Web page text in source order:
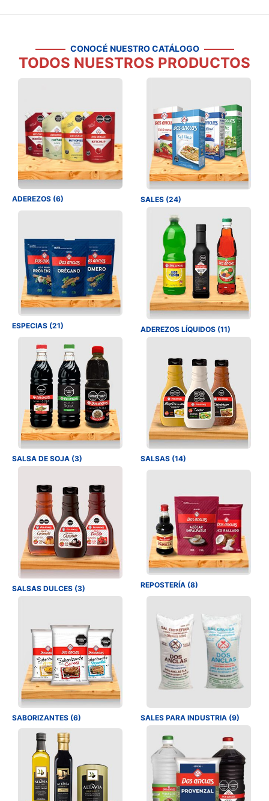
CONOCÉ NUESTRO CATÁLOGO
TODOS NUESTROS PRODUCTOS
ADEREZOS (6) SALES (24)
ESPECIAS (21) ADEREZOS LÍQUIDOS (11)
SALSA DE SOJA (3) SALSAS (14)
SALSAS DULCES (3) REPOSTERÍA (8)
SABORIZANTES (6) SALES PARA INDUSTRIA (9)